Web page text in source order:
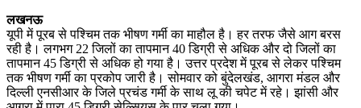
लखनऊ
यूपी में पूरब से पश्चिम तक भीषण गर्मी का माहौल है। हर तरफ जैसे आग बरस
रही है। लगभग 22 जिलों का तापमान 40 डिग्री से अधिक और दो जिलों का
तापमान 45 डिग्री से अधिक हो गया है। उत्तर प्रदेश में पूरब से लेकर पश्चिम
तक भीषण गर्मी का प्रकोप जारी है। सोमवार को बुंदेलखंड, आगरा मंडल और
दिल्ली एनसीआर के जिले प्रचंड गर्मी के साथ लू की चपेट में रहे। झांसी और